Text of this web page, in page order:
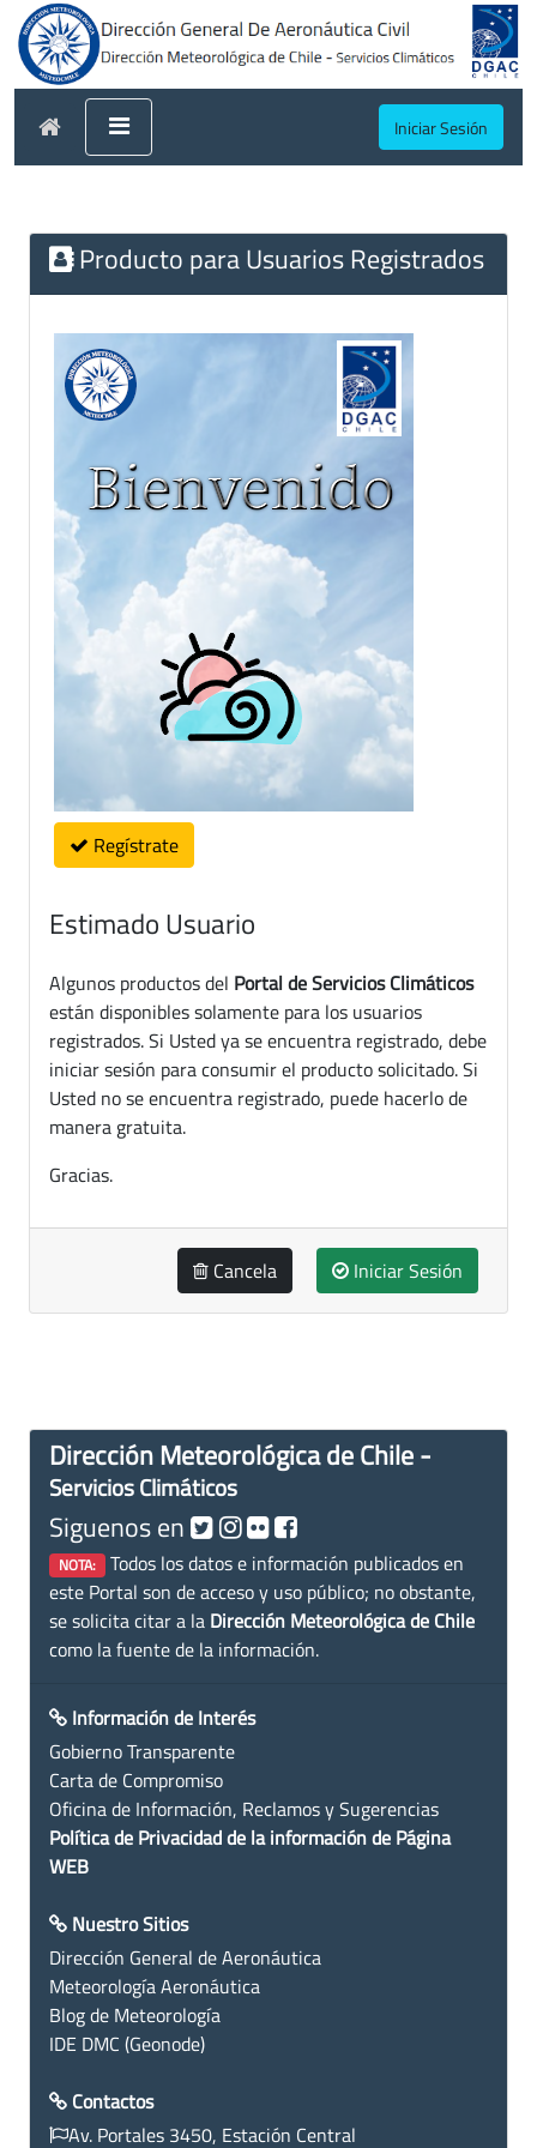
Iniciar Sesión
Producto para Usuarios Registrados
Regístrate
Estimado Usuario
Algunos productos del Portal de Servicios Climáticos
están disponibles solamente para los usuarios
registrados. Si Usted ya se encuentra registrado, debe
iniciar sesión para consumir el producto solicitado. Si
Usted no se encuentra registrado, puede hacerlo de
manera gratuita.
Gracias.
Cancela Iniciar Sesión
Dirección Meteorológica de Chile -
Servicios Climáticos
Siguenos en
NOTA: Todos los datos e información publicados en
este Portal son de acceso y uso público; no obstante,
se solicita citar a la Dirección Meteorológica de Chile
como la fuente de la información.
Información de Interés
Gobierno Transparente
Carta de Compromiso
Oficina de Información, Reclamos y Sugerencias
Política de Privacidad de la información de Página
WEB
Nuestro Sitios
Dirección General de Aeronáutica
Meteorología Aeronáutica
Blog de Meteorología
IDE DMC (Geonode)
Contactos
Av. Portales 3450, Estación Central